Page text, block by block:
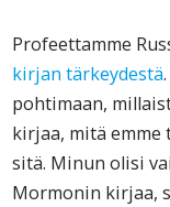
Profeettamme
kirjan tärkeydestä
pohtimaan,
kirjaa, mitä
sitä. Minun olisi
Mormonin kirjaa,